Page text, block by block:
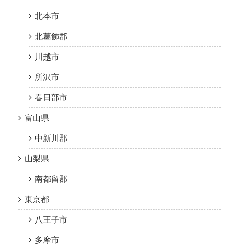
北本市
北葛飾郡
川越市
所沢市
春日部市
富山県
中新川郡
山梨県
南都留郡
東京都
八王子市
多摩市